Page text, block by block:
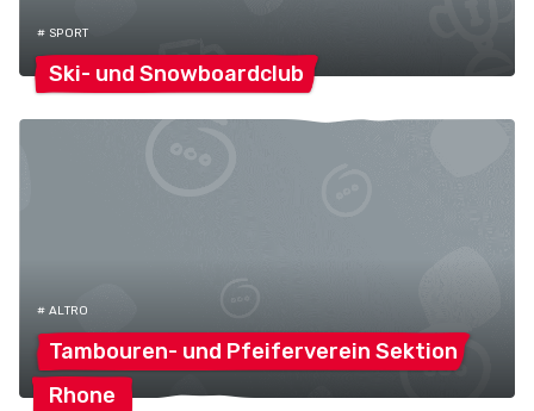
# SPORT
Ski- und Snowboardclub
# ALTRO
Tambouren- und Pfeiferverein Sektion
Rhone